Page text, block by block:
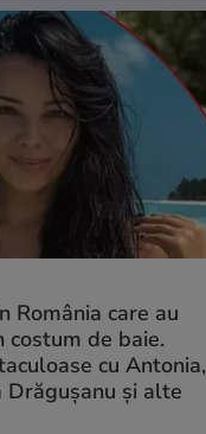
România care au
costum de baie.
cu Antonia,
Drăgușanu și alte